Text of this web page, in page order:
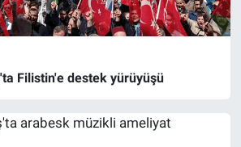
Filistin'e destek yürüyüşü